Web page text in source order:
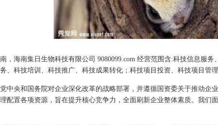
，海南集日生物科技有限公司 9080099.com 经营范围含:科技信息服
、科技培训、科技推广、科技成果转化；科技项目投资、科技项目管
中央和国务院对企业深化改革的战略部署，并遵循国资委关于推动企
配置各项资源，旨在提升核心竞争力，全面刷新企业整体素质。我们